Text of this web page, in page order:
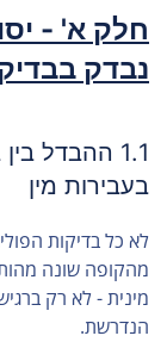
חלק א' -
נבדק
1.1 ההבדל
בעבירות מין
לא כל בדיקות
מהקופה שונה
מינית - לא רק
הנדרשת.